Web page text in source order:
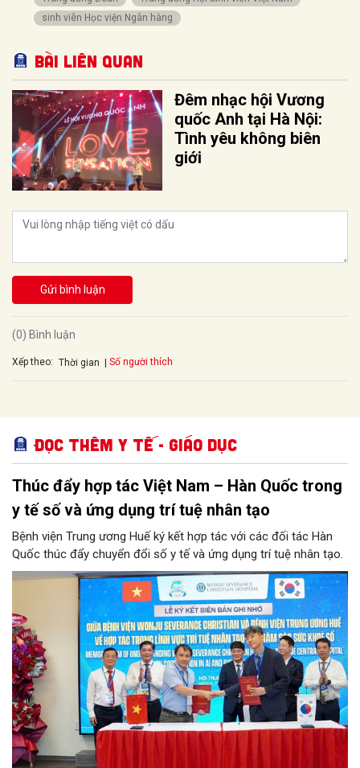
sinh viên Học viện Ngân hàng
Bài liên quan
Đêm nhạc hội Vương
quốc Anh tại Hà Nội:
Tình yêu không biên
giới
Gửi bình luận
(0) Bình luận
Xếp theo: Thời gian Số người thích
Đọc thêm Y tế - Giáo dục
Thúc đẩy hợp tác Việt Nam – Hàn Quốc trong
y tế số và ứng dụng trí tuệ nhân tạo
Bệnh viện Trung ương Huế ký kết hợp tác với các đối tác Hàn
Quốc thúc đẩy chuyển đổi số y tế và ứng dụng trí tuệ nhân tạo.